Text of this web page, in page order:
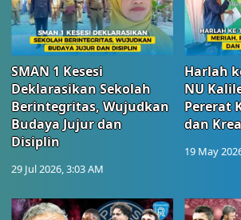
SMAN 1 Kesesi
Deklarasikan Sekolah
Berintegritas, Wujudkan
Budaya Jujur dan
Disiplin
29 Jul 2026, 3:03 AM
Harlah
NU
Pererat
dan
19 May